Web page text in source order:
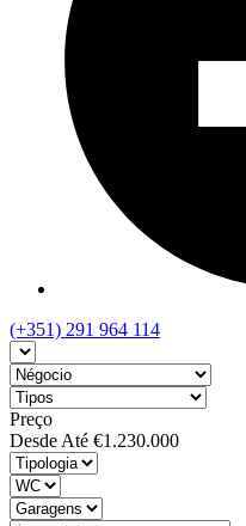
(+351) 291 964 114
Preço
Desde Até €1.230.000